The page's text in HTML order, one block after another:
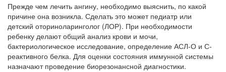
Прежде чем лечить ангину, необходимо выяснить, по какой
причине она возникла. Сделать это может педиатр или
детский оториноларинголог (ЛОР). При необходимости
ребенку делают общий анализ крови и мочи,
бактериологическое исследование, определение АСЛ-О и С-
реактивного белка. Для оценки состояния иммунной системы
назначают проведение биорезонансной диагностики.